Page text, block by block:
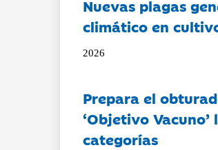
Nuevas plagas
climático en
2026
Prepara el
‘Objetivo
categorías